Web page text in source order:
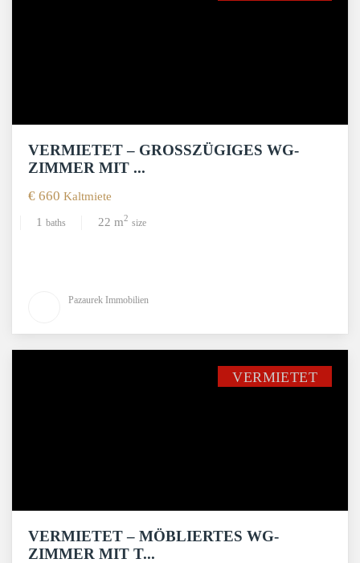
VERMIETET – GROSSZÜGIGES WG-Z
IMMER MIT ...
€ 660 Kaltmiete
1 baths 22 m2 size
Pazaurek Immobilien
VERMIETET
VERMIETET – MÖBLIERTES WG-
ZIMMER MIT T...